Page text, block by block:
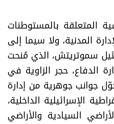
المتعلقة بالمستوطنات
المدنية، ولا سيما إلى
سموتريتش، الذي مُنحت
الدفاع، حجر الزاوية في
جوانب جوهرية من إدارة
الإسرائيلية الداخلية،
السيادية والأراضي